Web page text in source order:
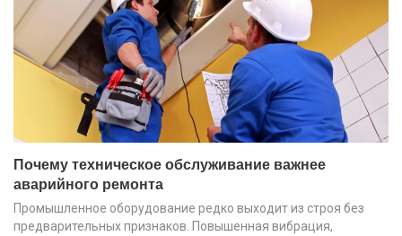
Почему техническое обслуживание важнее
аварийного ремонта
Промышленное оборудование редко выходит из строя без
предварительных признаков. Повышенная вибрация,